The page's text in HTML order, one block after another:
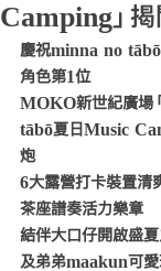
Camping」
慶祝minna no tābō
角色第1位
MOKO新世紀廣場
tābō夏日Music
炮
6大露營打卡裝置清
茶座譜奏活力樂章
結伴大口仔開啟盛
及弟弟maakun可愛